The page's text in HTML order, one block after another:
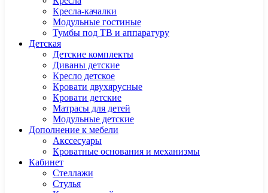
Кресла-качалки
Модульные гостиные
Тумбы под ТВ и аппаратуру
Детская
Детские комплекты
Диваны детские
Кресло детское
Кровати двухярусные
Кровати детские
Матрасы для детей
Модульные детские
Дополнение к мебели
Акссесуары
Кроватные основания и механизмы
Кабинет
Cтеллажи
Cтулья